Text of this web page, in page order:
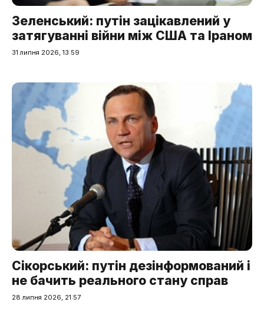
Зеленський: путін зацікавлений у
затягуванні війни між США та Іраном
31 липня 2026, 13:59
Сікорський: путін дезінформований і
не бачить реального стану справ
28 липня 2026, 21:57